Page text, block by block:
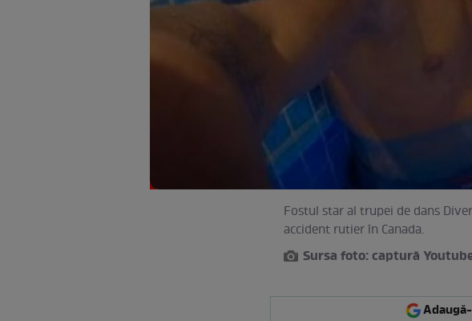
Fostul star al trupei de dans
accident rutier în Canada.
Sursa foto: captură